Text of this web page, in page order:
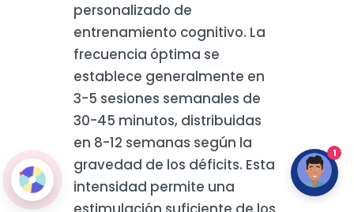
personalizado de
entrenamiento cognitivo. La
frecuencia óptima se
establece generalmente en
3-5 sesiones semanales de
30-45 minutos, distribuidas
en 8-12 semanas según la
gravedad de los déficits. Esta
intensidad permite una
1